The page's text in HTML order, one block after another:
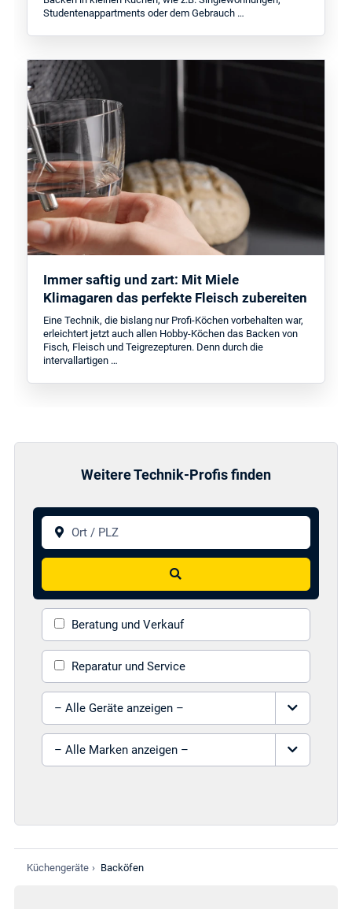
Studentenappartments oder dem Gebrauch …
Immer saftig und zart: Mit Miele
Klimagaren das perfekte Fleisch zubereiten
Eine Technik, die bislang nur Profi-Köchen vorbehalten war,
erleichtert jetzt auch allen Hobby-Köchen das Backen von
Fisch, Fleisch und Teigrezepturen. Denn durch die
intervallartigen …
Weitere Technik-Profis finden
Ort / PLZ
Suchen
Beratung und Verkauf
Reparatur und Service
Gerät auswählen
Marke auswählen
Küchengeräte › Backöfen